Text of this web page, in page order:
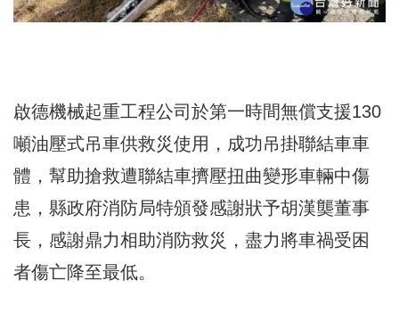
啟德機械起重工程公司於第一時間無償支援130
噸油壓式吊車供救災使用，成功吊掛聯結車車
體，幫助搶救遭聯結車擠壓扭曲變形車輛中傷
患，縣政府消防局特頒發感謝狀予胡漢龑董事
長，感謝鼎力相助消防救災，盡力將車禍受困
者傷亡降至最低。